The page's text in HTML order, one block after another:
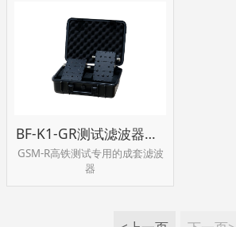
BF-K1-GR测试滤波器套件
GSM-R高铁测试专用的成套滤波
器